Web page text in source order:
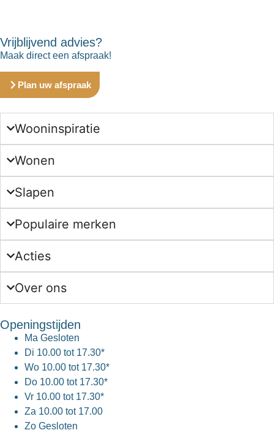
Vrijblijvend advies?
Maak direct een afspraak!
Plan uw afspraak
Wooninspiratie
Wonen
Slapen
Populaire merken
Acties
Over ons
Openingstijden
Ma Gesloten
Di 10.00 tot 17.30*
Wo 10.00 tot 17.30*
Do 10.00 tot 17.30*
Vr 10.00 tot 17.30*
Za 10.00 tot 17.00
Zo Gesloten